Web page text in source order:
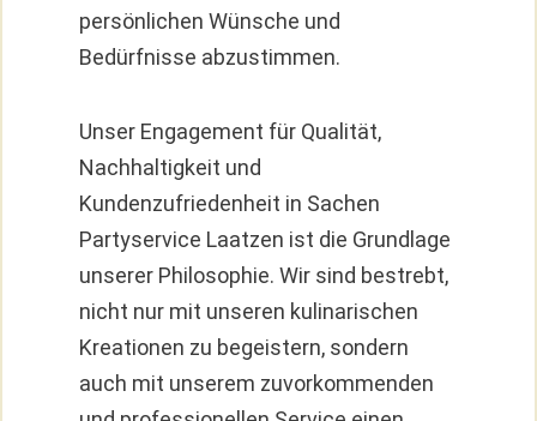
persönlichen Wünsche und
Bedürfnisse abzustimmen.
Unser Engagement für Qualität,
Nachhaltigkeit und
Kundenzufriedenheit in Sachen
Partyservice Laatzen ist die Grundlage
unserer Philosophie. Wir sind bestrebt,
nicht nur mit unseren kulinarischen
Kreationen zu begeistern, sondern
auch mit unserem zuvorkommenden